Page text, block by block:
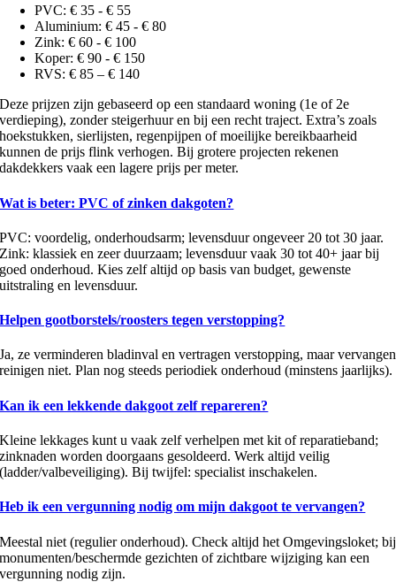
PVC: € 35 - € 55
Aluminium: € 45 - € 80
Zink: € 60 - € 100
Koper: € 90 - € 150
RVS: € 85 – € 140
Deze prijzen zijn gebaseerd op een standaard woning (1e of 2e
verdieping), zonder steigerhuur en bij een recht traject. Extra’s zoals
hoekstukken, sierlijsten, regenpijpen of moeilijke bereikbaarheid
kunnen de prijs flink verhogen. Bij grotere projecten rekenen
dakdekkers vaak een lagere prijs per meter.
Wat is beter: PVC of zinken dakgoten?
PVC: voordelig, onderhoudsarm; levensduur ongeveer 20 tot 30 jaar.
Zink: klassiek en zeer duurzaam; levensduur vaak 30 tot 40+ jaar bij
goed onderhoud. Kies zelf altijd op basis van budget, gewenste
uitstraling en levensduur.
Helpen gootborstels/roosters tegen verstopping?
Ja, ze verminderen bladinval en vertragen verstopping, maar vervangen
reinigen niet. Plan nog steeds periodiek onderhoud (minstens jaarlijks).
Kan ik een lekkende dakgoot zelf repareren?
Kleine lekkages kunt u vaak zelf verhelpen met kit of reparatieband;
zinknaden worden doorgaans gesoldeerd. Werk altijd veilig
(ladder/valbeveiliging). Bij twijfel: specialist inschakelen.
Heb ik een vergunning nodig om mijn dakgoot te vervangen?
Meestal niet (regulier onderhoud). Check altijd het Omgevingsloket; bij
monumenten/beschermde gezichten of zichtbare wijziging kan een
vergunning nodig zijn.